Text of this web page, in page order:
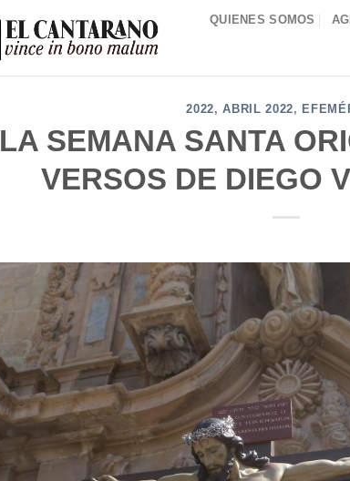
QUIENES SOMOS
2022,ABRIL 2022,
LA SEMANA SANTA
VERSOS DE DIEGO